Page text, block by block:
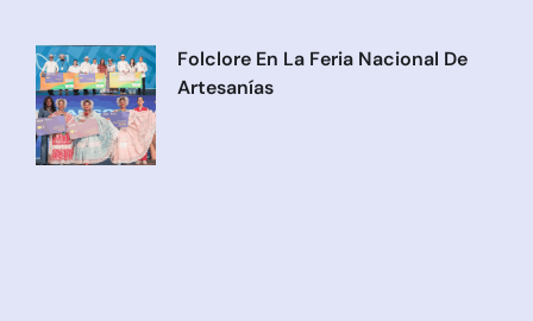
Folclore En La Feria Nacional De
Artesanías